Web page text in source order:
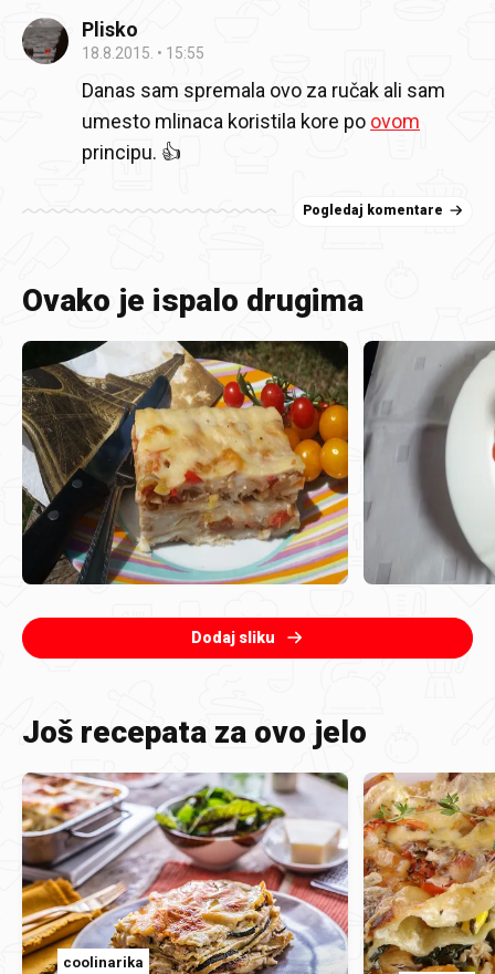
Plisko
18.8.2015. 15:55
Danas sam spremala ovo za ručak ali sam
umesto mlinaca koristila kore po ovom
principu. 👍
Pogledaj komentare
Ovako je ispalo drugima
Dodaj sliku
Još recepata za ovo jelo
coolinarika